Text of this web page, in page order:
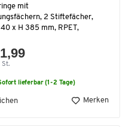
mit
2 Stiftefächer,
x H 385 mm, RPET,
St.
lieferbar (1-2 Tage)
Merken